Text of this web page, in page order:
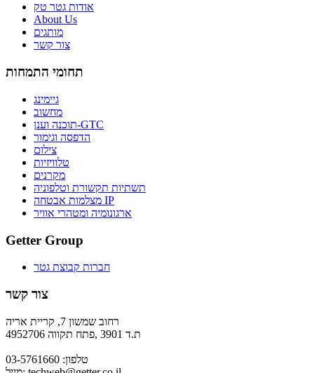
אודות גטר טק
About Us
מותגים
צור קשר
תחומי התמחות
גיימינג
מחשוב
תוכנה וענן-GTC
הדפסה וגימור
צילום
טלוויזיות
מקרנים
תשתיות תקשורת וטלפוניה
מצלמות אבטחה IP
ארגונומיה ומטהרי אוויר
Getter Group
חברות קבוצת גטר
צור קשר
רחוב שמשון 7, קריית אריה
ת.ד 3901 ,פתח תקווה 4952706
טלפון: 03-5761660